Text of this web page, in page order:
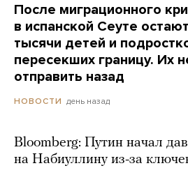
После миграционного
в испанской Сеуте
тысячи детей и
пересекших границу. Их
отправить назад
НОВОСТИ день назад
Bloomberg: Путин начал
на Набиуллину из-за